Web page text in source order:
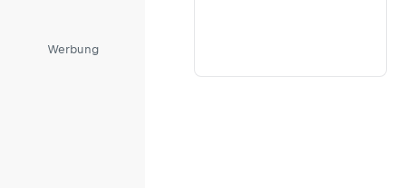
Werbung